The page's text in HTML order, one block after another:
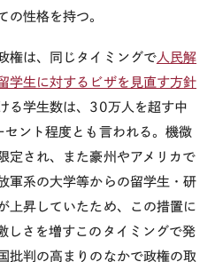
の性格を持つ。
権は、同じタイミングで人民解
学生に対するビザを見直す方針
る学生数は、 30万人を超す中
セント程度とも言われる。機微
定され、また豪州やアメリカで
軍系の大学等からの留学生・研
上昇していたため、この措置に
しさを増すこのタイミングで発
批判の高まりのなかで政権の取